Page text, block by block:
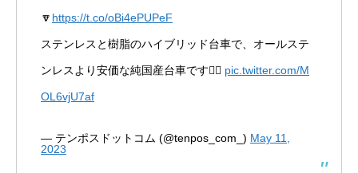
🔽 https://t.co/oBi4ePUPeF
ステンレスと樹脂のハイブリッド台車で、オールステ
ンレスより安価な純国産台車です💁‍♀️ pic.twitter.com/M
OL6vjU7af
— テンポスドットコム (@tenpos_com_) May 11,
2023